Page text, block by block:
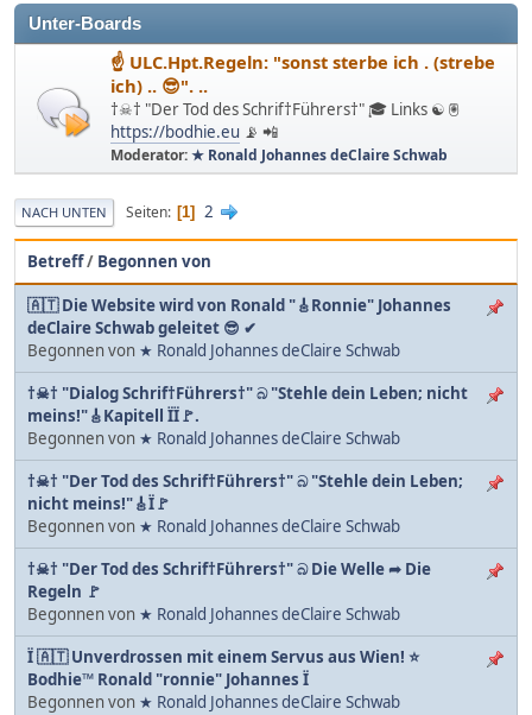
Unter-Boards
☝ ULC.Hpt.Regeln: "sonst sterbe ich . (strebe
ich) .. 😎". ..
†☠† "Der Tod des Schrif†Führers†" 🎓 Links ☯ 🖲
https://bodhie.eu 📡 📲
Moderator:★ Ronald Johannes deClaire Schwab
NACH UNTEN Seiten 1 2
Betreff/ Begonnen von
🇦🇹 Die Website wird von Ronald "🎸Ronnie" Johannes
deClaire Schwab geleitet 😎 ✔
Begonnen von ★ Ronald Johannes deClaire Schwab
†☠† "Dialog Schrif†Führers†" බ "Stehle dein Leben; nicht
meins!"🎸Kapitell ÏÏ🚩.
Begonnen von ★ Ronald Johannes deClaire Schwab
†☠† "Der Tod des Schrif†Führers†" බ "Stehle dein Leben;
nicht meins!"🎸Ï🚩
Begonnen von ★ Ronald Johannes deClaire Schwab
†☠† "Der Tod des Schrif†Führers†" බ Die Welle ➦ Die
Regeln 🚩
Begonnen von ★ Ronald Johannes deClaire Schwab
Ï 🇦🇹 Unverdrossen mit einem Servus aus Wien! ⭐️
Bodhie™ Ronald "ronnie" Johannes Ï
Begonnen von ★ Ronald Johannes deClaire Schwab